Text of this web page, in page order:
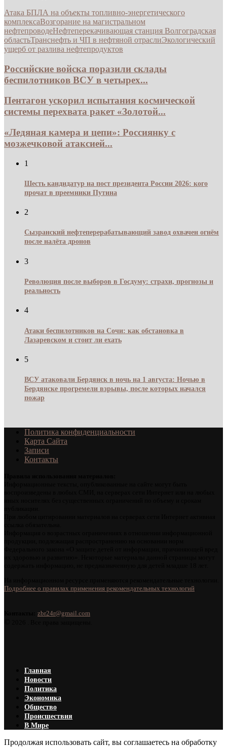
Атака БПЛА на объекты топливно-энергетического
комплексаВозгорание на магистральном
нефтепроводеНефтеперекачивающая станция Волгоградская
областьТранснефть и ЧП в нефтяной отраслиЭкологический
ущерб от разлива нефтепродуктов
Российские войска поразили склады
беспилотников ВСУ в четырех...
Пентагон ускорил испытания космической
системы перехвата ракет «Золотой...
«Ледяная камера и цепи»: Россиянку с
мозжечковой атаксией...
1
Шесть кандидатур на пост президента России 2026: кого
прочат в преемники Путина
2
Сызранский нефтеперерабатывающий завод охвачен огнём
после налёта дронов
3
Революция после выборов в Госдуму: страхи, прогнозы и
реальность
4
Атаки беспилотников на Сочи: как обстановка в
Лазаревском и стоит ли ехать
5
ВСУ атаковали Бердянск в ночь на 1 августа: Ночью в
Бердянске прогремели взрывы, после которых начался
пожар
Политика конфиденциальности
Карта Сайта
Записи
Контакты
Подробнее о правилах применения рекомендательных технологий
zbr24r@gmail.com
Главная
Новости
Политика
Экономика
Общество
Происшествия
В Мире
Продолжая использовать сайт, вы соглашаетесь на обработку